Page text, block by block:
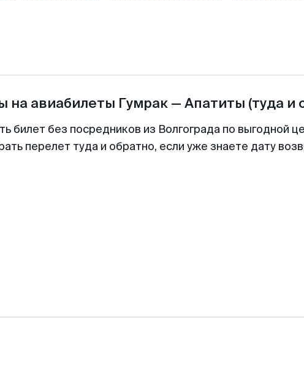
на авиабилеты Гумрак— Апатиты (туда и
билет без посредников из Волгограда по выгодной
перелет туда и обратно, если уже знаете дату